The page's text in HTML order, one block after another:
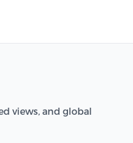
views, and global